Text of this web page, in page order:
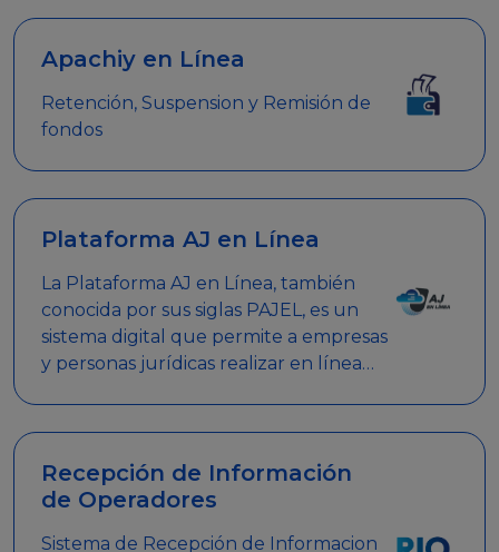
clave.
Apachiy en Línea
Retención, Suspension y Remisión de
fondos
Plataforma AJ en Línea
La Plataforma AJ en Línea, también
conocida por sus siglas PAJEL, es un
sistema digital que permite a empresas
y personas jurídicas realizar en línea
Recepción de Información
de Operadores
Sistema de Recepción de Informacion